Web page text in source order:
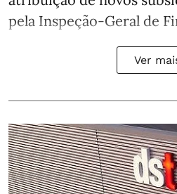
pela Inspeção-Geral de
Ver